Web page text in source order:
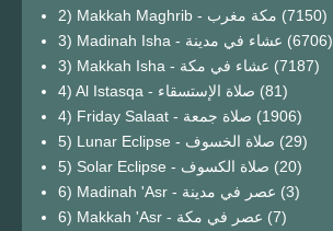
2) Makkah Maghrib - مكة مغرب (7150)
3) Madinah Isha - عشاء في مدينة (6706)
3) Makkah Isha - عشاء في مكة (7187)
4) Al Istasqa - صلاة الإستسقاء (81)
4) Friday Salaat - صلاة جمعة (1906)
5) Lunar Eclipse - صلاة الخسوف (29)
(20)
6) Madinah 'Asr - عصر في مدينة (3)
6) Makkah 'Asr - عصر في مكة (7)